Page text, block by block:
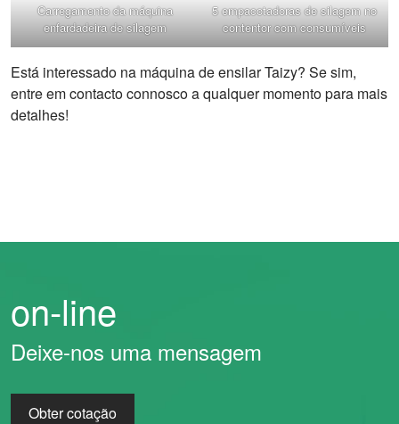
Carregamento da máquina
enfardadeira de silagem
5 empacotadoras de silagem no
contentor com consumíveis
Está interessado na máquina de ensilar Taizy? Se sim,
entre em contacto connosco a qualquer momento para mais
detalhes!
on-line
Deixe-nos uma mensagem
Obter cotação